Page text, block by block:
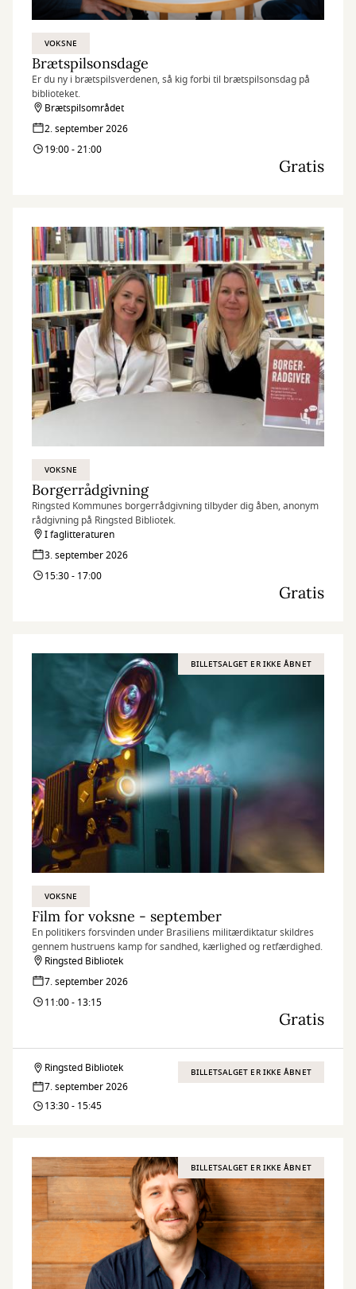
VOKSNE
Brætspilsonsdage
Er du ny i brætspilsverdenen, så kig forbi til brætspilsonsdag på
biblioteket.
Brætspilsområdet
2. september 2026
19:00 - 21:00
Gratis
VOKSNE
Borgerrådgivning
Ringsted Kommunes borgerrådgivning tilbyder dig åben, anonym
rådgivning på Ringsted Bibliotek.
I faglitteraturen
3. september 2026
15:30 - 17:00
Gratis
BILLETSALGET ER IKKE ÅBNET
VOKSNE
Film for voksne - september
En politikers forsvinden under Brasiliens militærdiktatur skildres
gennem hustruens kamp for sandhed, kærlighed og retfærdighed.
Ringsted Bibliotek
7. september 2026
11:00 - 13:15
Gratis
Film
for
-
september
BILLETSALGET ER IKKE ÅBNET
Ringsted Bibliotek
7. september 2026
13:30 - 15:45
BILLETSALGET ER IKKE ÅBNET